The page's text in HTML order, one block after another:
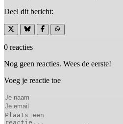
Deel dit bericht:
0 reacties
Nog geen reacties. Wees de eerste!
Voeg je reactie toe